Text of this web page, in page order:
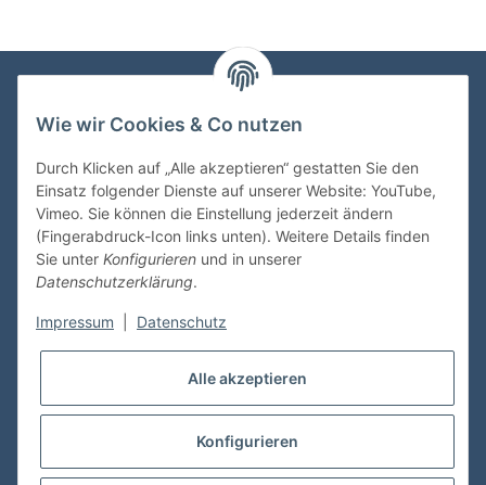
VDMedien24.de
Kasernenstraße 6-10
66482 Zweibrücken
Tel. 06332 72710
eMail: heinz.nickel@vdmedien.de
Shop Service
Wie wir Cookies & Co nutzen
Durch Klicken auf „Alle akzeptieren“ gestatten Sie den
Einsatz folgender Dienste auf unserer Website: YouTube,
Vimeo. Sie können die Einstellung jederzeit ändern
(Fingerabdruck-Icon links unten). Weitere Details finden
Sie unter Konfigurieren und in unserer
Datenschutzerklärung.
Impressum Datenschutz
Alle akzeptieren
Konfigurieren